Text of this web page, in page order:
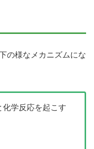
の様なメカニズムにな
化学反応を起こす